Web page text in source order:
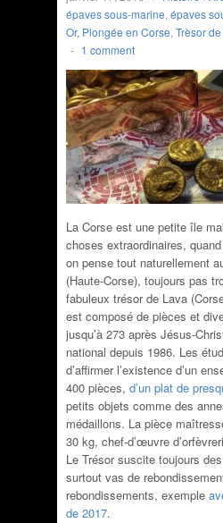
épaves sous-marine, épaves
Or, Plongée en Corse, Trèsor
- 1 comment
La Corse est une petite île
choses extraordinaires,
on pense tout naturellement
(Haute-Corse), toujours pas
fabuleux trésor de Lava
est composé de pièces et
jusqu’à 273 après Jésus-
national depuis 1986. Les
d’affirmer l’existence d’un
400 pièces, d’un plat de
petits objets comme des
médaillons. La pièce
30 kg, chef-d’œuvre
Le Trésor suscite toujours
surtout vas de
rebondissements, exemple
de 2017.